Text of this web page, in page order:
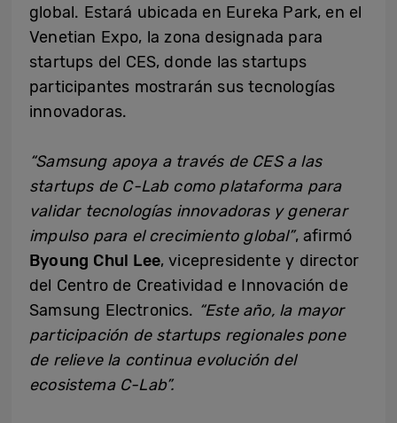
global. Estará ubicada en Eureka Park, en el
Venetian Expo, la zona designada para
startups del CES, donde las startups
participantes mostrarán sus tecnologías
innovadoras.
“Samsung apoya a través de CES a las
startups de C-Lab como plataforma para
validar tecnologías innovadoras y generar
impulso para el crecimiento global”, afirmó
Byoung Chul Lee, vicepresidente y director
del Centro de Creatividad e Innovación de
Samsung Electronics. “Este año, la mayor
participación de startups regionales pone
de relieve la continua evolución del
ecosistema C-Lab”.